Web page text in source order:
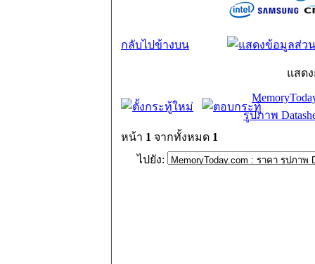
กลับไปข้างบน
แสด
รูปภาพ
หน้า 1 จากทั้งหมด 1
ไปยัง: